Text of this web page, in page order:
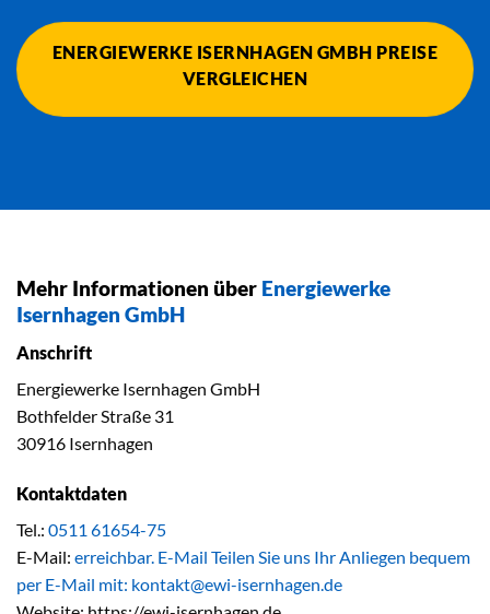
ENERGIEWERKE ISERNHAGEN GMBH PREISE
VERGLEICHEN
Mehr Informationen über Energiewerke
Isernhagen GmbH
Anschrift
Energiewerke Isernhagen GmbH
Bothfelder Straße 31
30916 Isernhagen
Kontaktdaten
Tel.: 0511 61654-75
E-Mail: erreichbar. E-Mail Teilen Sie uns Ihr Anliegen bequem
per E-Mail mit: kontakt@ewi-isernhagen.de